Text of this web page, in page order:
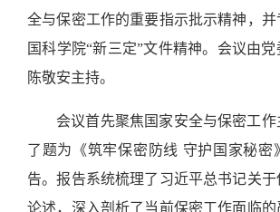
全与保密工作的重要指示批示精神，
国科学院“新三定”文件精神。会议由
陈敬安主持。
会议首先聚焦国家安全与保密工
了题为《筑牢保密防线 守护国家秘密
告。报告系统梳理了习近平总书记关
论述，深入剖析了当前保密工作面临的